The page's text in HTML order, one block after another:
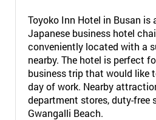
Toyoko Inn Hotel in Busan is
Japanese business hotel
conveniently located with a
nearby. The hotel is perfect
business trip that would like
day of work. Nearby
department stores, duty-free
Gwangalli Beach.